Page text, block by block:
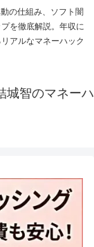
の仕組み、ソフト闇
を徹底解説。年収に
アルなマネーハック
城智のマネーハ